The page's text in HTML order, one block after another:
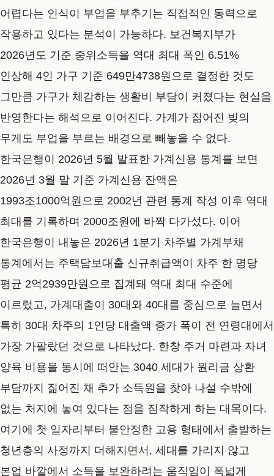
어렵다는 인식이 부업을 부추기는 직접적인 동력으로
작용하고 있다는 분석이 가능하다. 보건복지부가
2026년도 기준 중위소득을 역대 최대 폭인 6.51%
인상해 4인 가구 기준 649만4738원으로 결정한 것도
그만큼 가구가 체감하는 생활비 부담이 커졌다는 현실을
반영한다는 해석으로 이어진다. 가계가 짊어진 빚의
무게도 부업을 부르는 배경으로 빼놓을 수 없다.
한국은행이 2026년 5월 발표한 가계신용 통계를 보면
2026년 3월 말 기준 가계신용 잔액은
1993조1000억원으로 2002년 관련 통계 작성 이후 역대
최대를 기록하며 2000조원에 바짝 다가섰다. 이어
한국은행이 내놓은 2026년 1분기 차주별 가계부채
통계에서는 주택담보대출 신규취급액이 차주 한 명당
평균 2억2939만원으로 집계돼 역대 최대 수준에
이르렀고, 가계대출이 30대와 40대를 중심으로 늘면서
특히 30대 차주의 1인당 대출액 증가 폭이 전 연령대에서
가장 가팔랐던 것으로 나타났다. 한창 주거 마련과 자녀
양육 비용을 동시에 떠안는 3040 세대가 원리금 상환
부담까지 짊어진 채 추가 소득원을 찾아 나설 수밖에
없는 처지에 놓여 있다는 점을 짐작하게 하는 대목이다.
여기에 첫 일자리부터 불안정한 고용 형태에서 출발하는
청년층의 사정까지 더해지면서, 세대를 가리지 않고
본업 바깥에서 소득을 보완하려는 움직임이 폭넓게